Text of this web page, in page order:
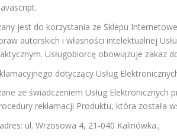
jest do korzystania ze Sklepu
autorskich i własności intelektualnej
Usługobiorcę obowiązuje zakaz
dotyczący Usług
ze świadczeniem Usług
reklamacji Produktu, która została
ul. Wrzosowa 4, 21-040 Kalinówka.;